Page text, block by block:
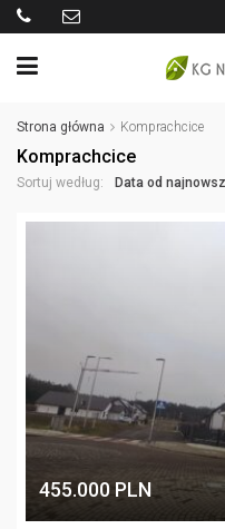
Strona główna Komprachcice
Komprachcice
Sortuj według: Data od
455.000 PLN